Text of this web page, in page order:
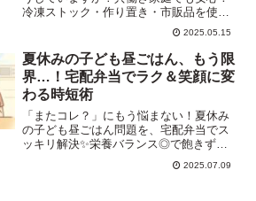
冷凍ストック・作り置き・市販品を使っ
た、時短＆栄養バランスのとれたレシピ
アイデアを紹介。火を使わず安全に食べ
られる工夫も満載です。
2025.05.15
夏休みの子ども昼ごはん、もう限
界…！宅配弁当でラク＆笑顔に変
わる時短術
「またコレ？」にもう悩まない！夏休み
の子ども昼ごはん問題を、宅配弁当でス
ッキリ解決✨栄養バランス◎で飽きずに
食べられる冷凍おかず・弁当をママ目線
2025.07.09